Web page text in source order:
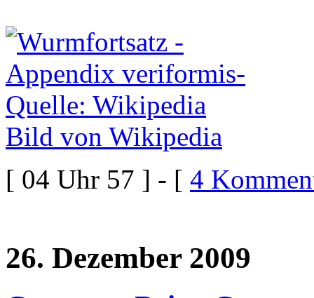
Bild von Wikipedia
[ 04 Uhr 57 ] - [ 4
26. Dezember 2009